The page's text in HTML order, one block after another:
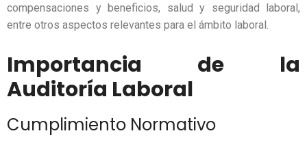
compensaciones y beneficios, salud y seguridad laboral,
entre otros aspectos relevantes para el ámbito laboral.
Importancia de la
Auditoría Laboral
Cumplimiento Normativo